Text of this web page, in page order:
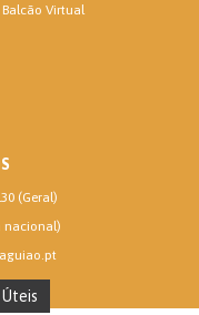
Balcão Virtual
(Geral)
nacional)